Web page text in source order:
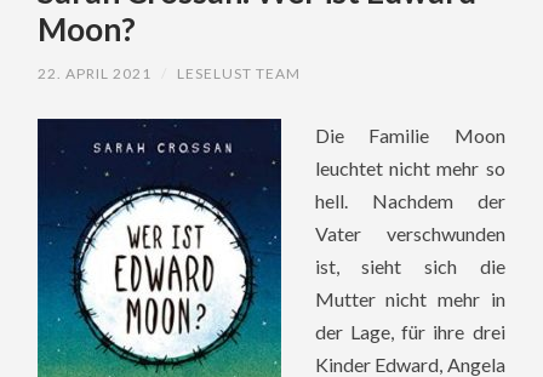
Moon?
22. APRIL 2021 LESELUST TEAM
Die Familie Moon
leuchtet nicht mehr so
hell. Nachdem der
Vater verschwunden
ist, sieht sich die
Mutter nicht mehr in
der Lage, für ihre drei
Kinder Edward, Angela